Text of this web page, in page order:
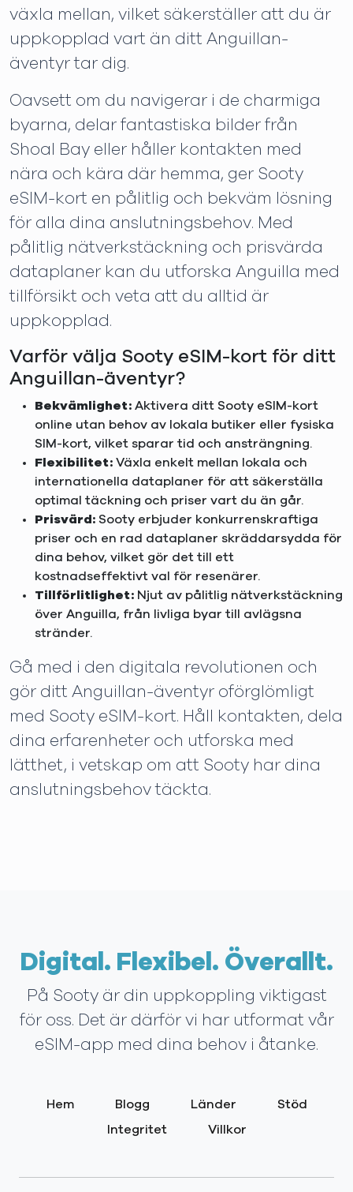
växla mellan, vilket säkerställer att du är
uppkopplad vart än ditt Anguillan-
äventyr tar dig.
Oavsett om du navigerar i de charmiga
byarna, delar fantastiska bilder från
Shoal Bay eller håller kontakten med
nära och kära där hemma, ger Sooty
eSIM-kort en pålitlig och bekväm lösning
för alla dina anslutningsbehov. Med
pålitlig nätverkstäckning och prisvärda
dataplaner kan du utforska Anguilla med
tillförsikt och veta att du alltid är
uppkopplad.
Varför välja Sooty eSIM-kort för ditt
Anguillan-äventyr?
Bekvämlighet: Aktivera ditt Sooty eSIM-kort
online utan behov av lokala butiker eller fysiska
SIM-kort, vilket sparar tid och ansträngning.
Flexibilitet: Växla enkelt mellan lokala och
internationella dataplaner för att säkerställa
optimal täckning och priser vart du än går.
Prisvärd: Sooty erbjuder konkurrenskraftiga
priser och en rad dataplaner skräddarsydda för
dina behov, vilket gör det till ett
kostnadseffektivt val för resenärer.
Tillförlitlighet: Njut av pålitlig nätverkstäckning
över Anguilla, från livliga byar till avlägsna
stränder.
Gå med i den digitala revolutionen och
gör ditt Anguillan-äventyr oförglömligt
med Sooty eSIM-kort. Håll kontakten, dela
dina erfarenheter och utforska med
lätthet, i vetskap om att Sooty har dina
anslutningsbehov täckta.
Digital. Flexibel. Överallt.
På Sooty är din uppkoppling viktigast
för oss. Det är därför vi har utformat vår
eSIM-app med dina behov i åtanke.
Hem Blogg Länder
Stöd
Integritet
Villkor